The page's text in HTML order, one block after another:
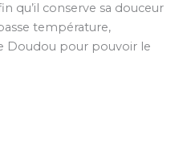
qu’il conserve sa douceur
température,
Doudou pour pouvoir le